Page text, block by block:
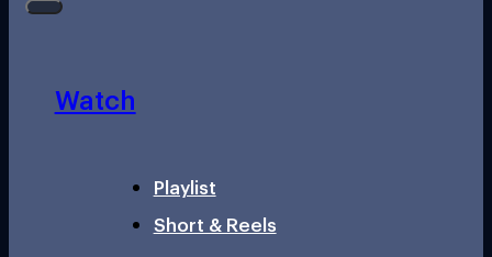
Watch
Playlist
Short & Reels